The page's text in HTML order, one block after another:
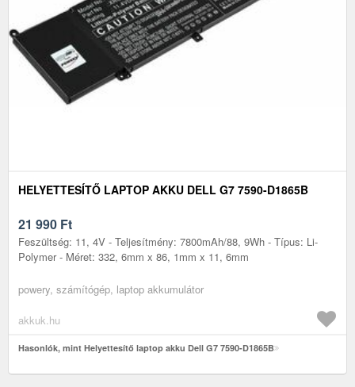
HELYETTESÍTŐ LAPTOP AKKU DELL G7 7590-D1865B
21 990 Ft
Feszültség: 11, 4V - Teljesítmény: 7800mAh/88, 9Wh - Típus: Li-
Polymer - Méret: 332, 6mm x 86, 1mm x 11, 6mm
powery, számítógép, laptop akkumulátor
akkuk.hu
Hasonlók, mint Helyettesítő laptop akku Dell G7 7590-D1865B